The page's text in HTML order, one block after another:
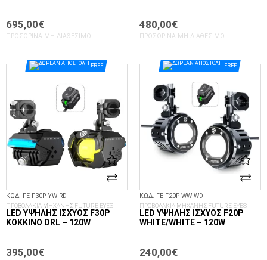
695,00€
ΠΡΟΣΩΡΙΝΆ ΜΗ ΔΙΑΘΈΣΙΜΟ
480,00€
ΠΡΟΣΩΡΙΝΆ ΜΗ ΔΙΑΘΈΣΙΜΟ
FREE
ΚΩΔ. FE-F30P-YW-RD
ΠΡΟΒΟΛΑΚΙΑ ΜΗΧΑΝΗΣ FUTURE EYES
LED ΥΨΗΛΉΣ ΙΣΧΎΟΣ F30P
ΚΌΚΚΙΝΟ DRL – 120W
395,00€
FREE
ΚΩΔ. FE-F20P-WW-WD
ΠΡΟΒΟΛΑΚΙΑ ΜΗΧΑΝΗΣ FUTURE EYES
LED ΥΨΗΛΉΣ ΙΣΧΎΟΣ F20P
WHITE/WHITE – 120W
240,00€